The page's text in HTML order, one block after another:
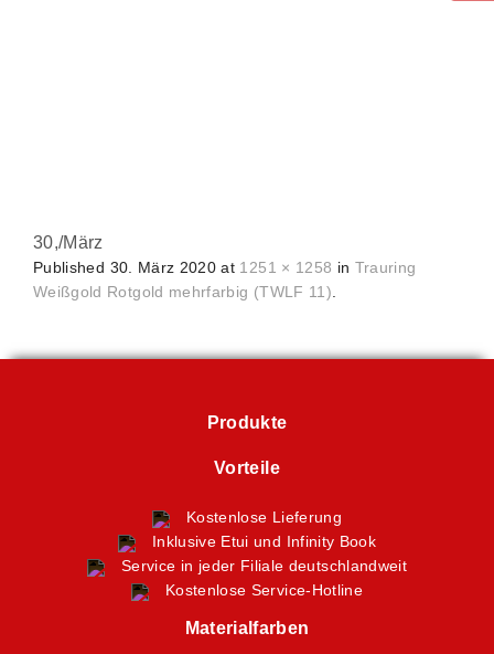
30,/März
Published 30. März 2020 at 1251 × 1258 in Trauring
Weißgold Rotgold mehrfarbig (TWLF 11).
Produkte
Vorteile
Kostenlose Lieferung
Inklusive Etui und Infinity Book
Service in jeder Filiale deutschlandweit
Kostenlose Service-Hotline
Materialfarben